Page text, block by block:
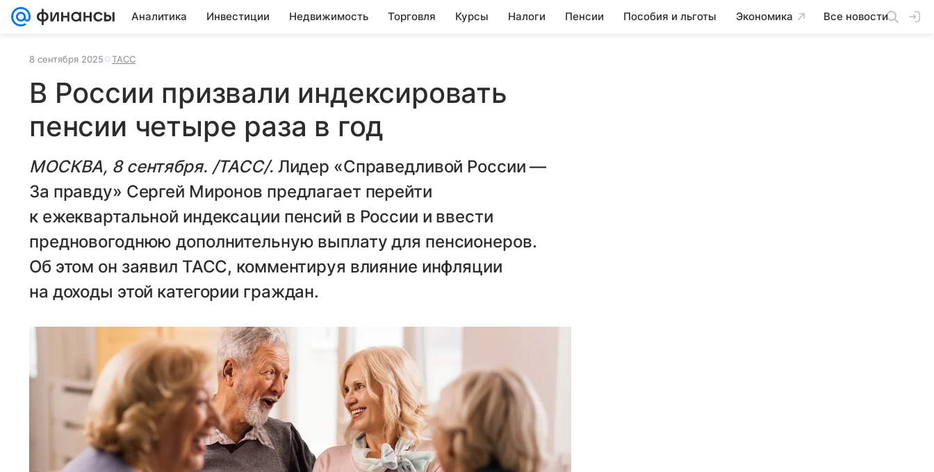
Аналитика Инвестиции Недвижимость Торговля Курсы Налоги Пенсии Пособия и льготы Экономика Все новости
8 сентября 2025 ТАСС
В России призвали индексировать
пенсии четыре раза в год
МОСКВА, 8 сентября. /ТАСС/. Лидер «Справедливой России —
За правду» Сергей Миронов предлагает перейти
к ежеквартальной индексации пенсий в России и ввести
предновогоднюю дополнительную выплату для пенсионеров.
Об этом он заявил ТАСС, комментируя влияние инфляции
на доходы этой категории граждан.